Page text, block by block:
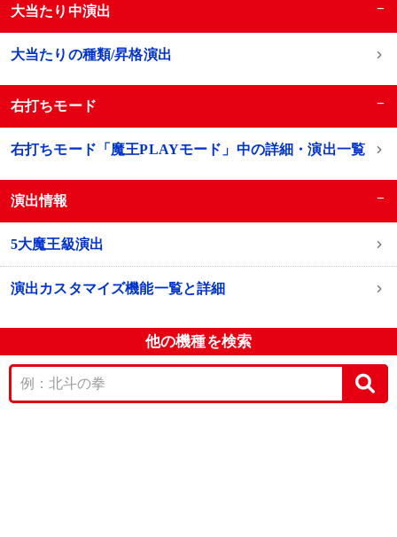
大当たり中演出 −
大当たりの種類/昇格演出
右打ちモード −
右打ちモード「魔王PLAYモード」中の詳細・演出一覧
演出情報 −
5大魔王級演出
演出カスタマイズ機能一覧と詳細
他の機種を検索